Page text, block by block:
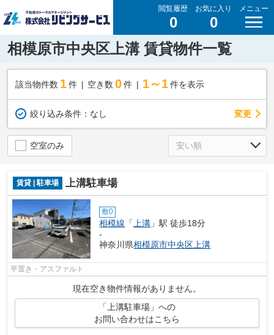
閲覧履歴
0
お気に入り
0
メニュー
相模原市中央区上溝 賃貸物件一覧
該当物件数 1件 空き数 0 件 1～1 件を表示
絞り込み条件： なし 変更
空室のみ
賃貸 | 駐車場 上溝駐車場
敷0
相模線 「上溝 」駅 徒歩18分
-
神奈川県相模原市中央区上溝
平置き・アスファルト
現在空き物件情報がありません。
「上溝駐車場」への
お問い合わせはこちら